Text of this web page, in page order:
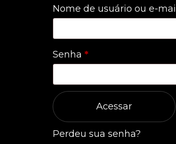
Nome de usuário ou e-mail
Senha *Obrigatório
Acessar
Perdeu sua senha?